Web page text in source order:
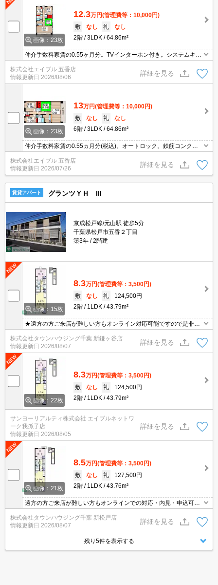
画像：23枚
12.3万円(管理費等：10,000円)
敷
なし 礼
なし
2階
3LDK 64.86m²
仲介手数料家賃の0.55ヶ月分。TVインターホン付き。システムキッ
チン。便利な宅配BOX。経済的な都市ガス使用。シャワー付独立洗
面台。温水洗浄便座付き。浴室乾燥機付。ペット応相談。安心のオ
ートロック。
株式会社エイブル 五香店
情報更新日 2026/08/06
詳細を見る
画像：23枚
13万円(管理費等：10,000円)
敷
なし 礼
なし
6階
3LDK 64.86m²
仲介手数料家賃の0.55ヵ月分(税込)。オートロック。鉄筋コンクリ
ート造。経済的な都市ガス使用。システムキッチン。追い焚き機能
付きバス。ペット応相談。敷地内防犯カメラ設置。
株式会社エイブル 五香店
情報更新日 2026/07/26
詳細を見る
賃貸アパート グランツＹＨ III
京成松戸線/元山駅 徒歩5分
千葉県松戸市五香２丁目
築3年
2階建
画像：15枚
8.3万円(管理費等：3,500円)
敷
なし 礼
124,500円
2階
1LDK 43.79m²
★遠方の方ご来店が難しい方もオンライン対応可能ですので是非一
度ご相談くださいませ！お部屋探しはタウンハウジングにお任せ下
さい★
株式会社タウンハウジング千葉 新鎌ヶ谷店
情報更新日 2026/08/07
詳細を見る
画像：22枚
8.3万円(管理費等：3,500円)
敷
なし 礼
124,500円
2階
1LDK 43.79m²
サンヨーリアルティ株式会社 エイブルネットワ
ーク我孫子店
情報更新日 2026/08/05
詳細を見る
画像：21枚
8.5万円(管理費等：3,500円)
敷
なし 礼
127,500円
2階
1LDK 43.76m²
遠方の方ご来店が難しい方もオンラインでの対応・内見・申込可能
です！
株式会社タウンハウジング千葉 新松戸店
情報更新日 2026/08/07
詳細を見る
残り5件を表示する